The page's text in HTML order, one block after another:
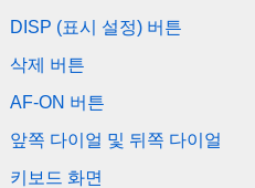
DISP (표시 설정) 버튼
삭제 버튼
AF-ON 버튼
앞쪽 다이얼 및 뒤쪽 다이얼
키보드 화면